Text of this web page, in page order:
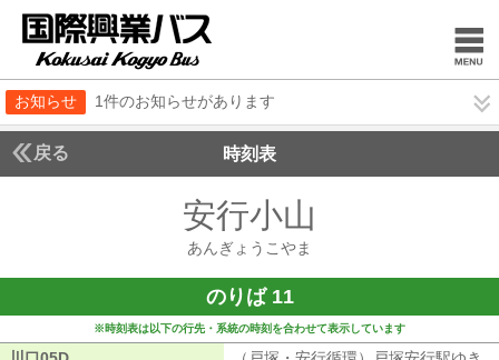
お知らせ 1件のお知らせがあります
戻る 時刻表
安行小山
あんぎょうこやま
のりば 11
※時刻表は以下の行先・系統の時刻を合わせて表示しています